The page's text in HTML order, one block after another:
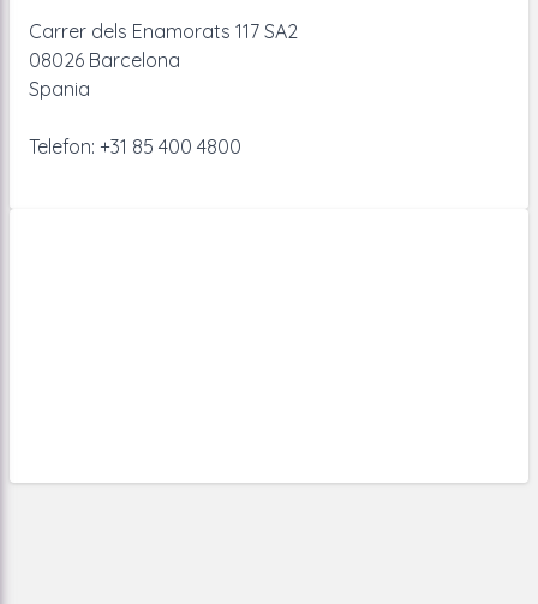
Carrer dels Enamorats 117 SA2
08026 Barcelona
Spania
Telefon: +31 85 400 4800